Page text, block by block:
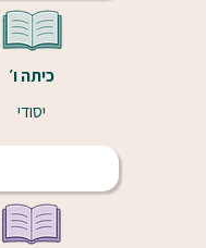
כיתה ו׳
יסודי